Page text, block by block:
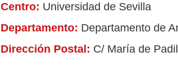
Centro: Universidad de Sevilla
Departamento: Departamento de
Dirección Postal: C/ María de